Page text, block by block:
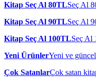
Kitap Seç Al 80TLSeç Al
Kitap Seç Al 90TLSeç Al
Kitap Seç Al 100TLSeç Al
Yeni ÜrünlerYeni ve
Çok SatanlarÇok satan